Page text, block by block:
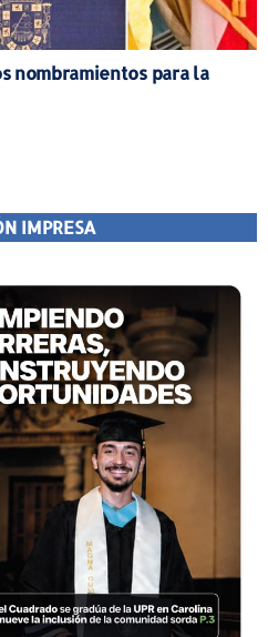
nombramientos para la
IMPRESA